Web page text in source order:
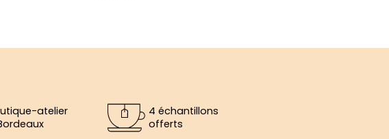
atelier
4 échantillons
offerts